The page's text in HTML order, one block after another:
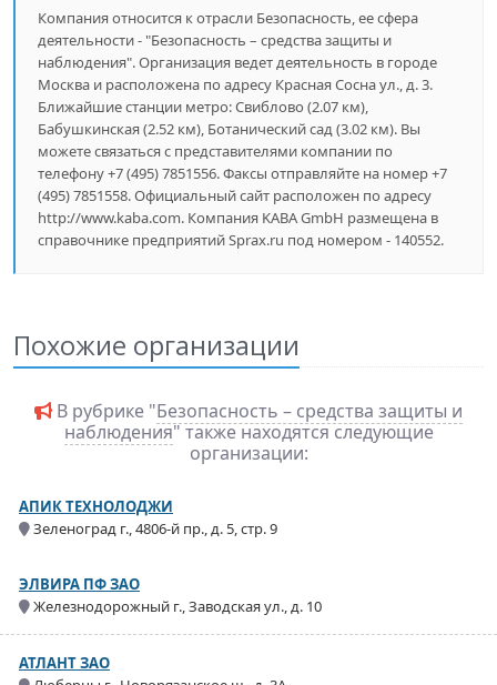
Компания относится к отрасли Безопасность, ее сфера
деятельности - "Безопасность – средства защиты и
наблюдения". Организация ведет деятельность в городе
Москва и расположена по адресу Красная Сосна ул., д. 3.
Ближайшие станции метро: Свиблово (2.07 км),
Бабушкинская (2.52 км), Ботанический сад (3.02 км). Вы
можете связаться с представителями компании по
телефону +7 (495) 7851556. Факсы отправляйте на номер +7
(495) 7851558. Официальный сайт расположен по адресу
http://www.kaba.com. Компания KABA GmbH размещена в
справочнике предприятий Sprax.ru под номером - 140552.
Похожие организации
В рубрике "Безопасность – средства защиты и
наблюдения" также находятся следующие
организации:
АПИК ТЕХНОЛОДЖИ
Зеленоград г., 4806-й пр., д. 5, стр. 9
ЭЛВИРА ПФ ЗАО
Железнодорожный г., Заводская ул., д. 10
АТЛАНТ ЗАО